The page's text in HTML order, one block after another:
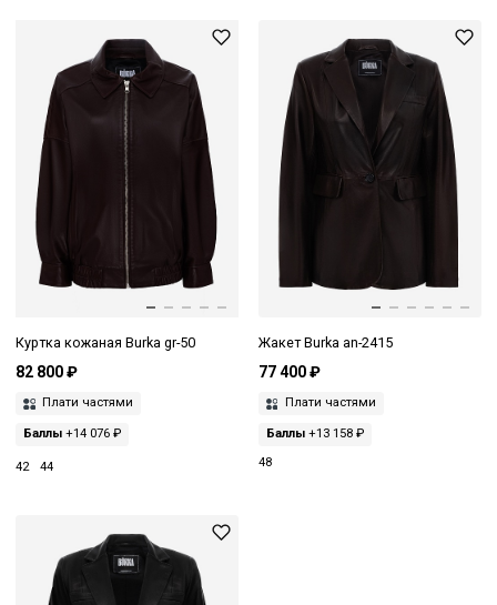
Куртка кожаная Burka gr-50
82 800 ₽
Плати частями
Баллы +14 076 ₽
42 44
Жакет Burka an-2415
77 400 ₽
Плати частями
Баллы+13 158 ₽
48